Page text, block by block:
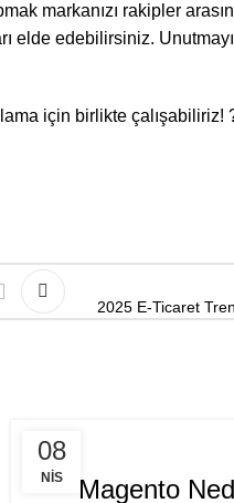
markanızı rakipler
elde edebilirsiniz.
için birlikte çalışabiliriz!
2025 E-Ticaret
08
NIS
E-TICARET
Magento